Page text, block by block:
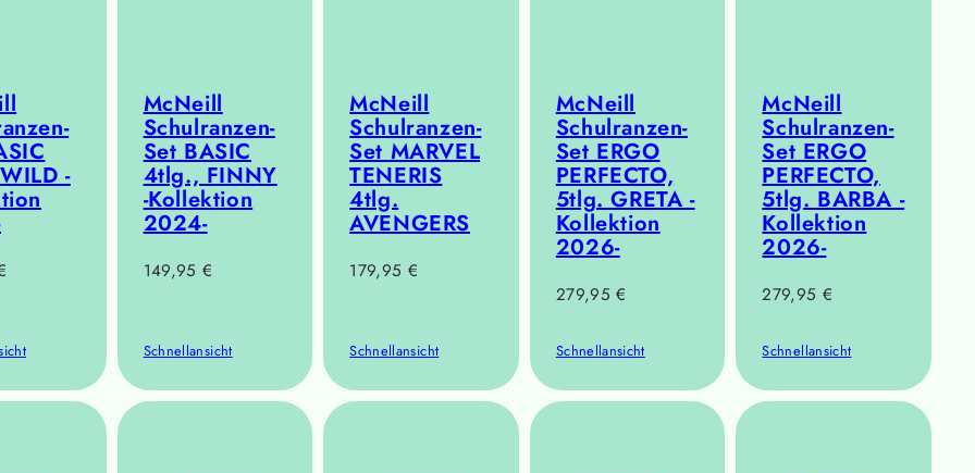
-
McNeill
Schulranzen-
Set BASIC
4tlg., FINNY
-Kollektion
2024-
Regulärer
149,95 €
Schnellansicht
McNeill
Schulranzen-
Set MARVEL
TENERIS
4tlg.
AVENGERS
Regulärer
179,95 €
Schnellansicht
McNeill
Schulranzen-
Set ERGO
PERFECTO,
5tlg. GRETA -
Kollektion
2026-
Regulärer
279,95 €
Schnellansicht
McNeill
Schulranzen-
Set ERGO
PERFECTO,
5tlg. BARBA -
Kollektion
2026-
Regulärer
279,95 €
Schnellansicht